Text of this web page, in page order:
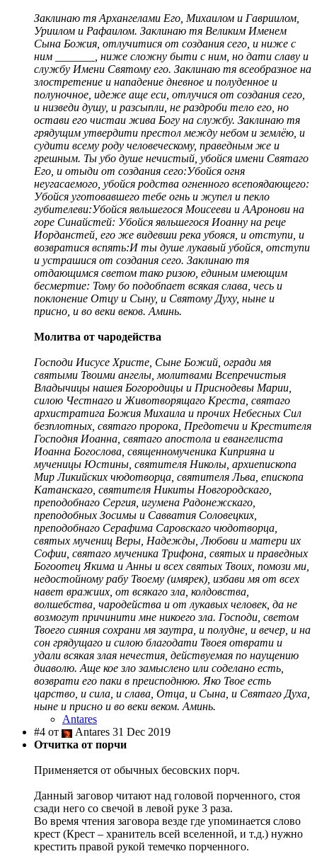
Заклинаю тя Архангелами Его, Михаилом и Гавриилом,
Уриилом и Рафаилом. Заклинаю тя Великим Именем
Сына Божия, отлучитися от создания сего, и ниже с
ним _______, ниже сложну быти с ним, но дати славу и
службу Имени Святому его. Заклинаю тя всеобразное на
злостретение и нападение дневное и полуденное и
полуночное, идеже аще еси, отлучися от создания сего,
и низведи душу, и разсыпли, не раздроби тело его, но
остави его чистаи жива Богу на службу. Заклинаю тя
грядущим утвердити престол между небом и землёю, и
судити всему роду человеческому, праведным же и
грешным. Ты убо душе нечистый, убойся имени Святаго
Его, и отыди от создания сего:Убойся огня
неугасаемого, убойся родства огненного всепоядающего:
Убойся уготовавшего тебе огнь и жупел и пекло
губителеви:Убойся явльшегося Моисееви и ААронови на
горе Синайстей: Убойся явльшегося Иоанну на реце
Иорданстей, его же видевши река убояся, и отступи, и
возвратися вспять:И ты душе лукавый убойся, отступи
и устрашися от создания сего. Заклинаю тя
отдающимся светом тако ризою, единым имеющим
бесмертие: Тому бо подобпает всякая слава, чесь и
поклонение Отцу и Сыну, и Святому Духу, ныне и
присно, и во веки веков. Аминь.
Молитва от чародейства
Господи Иисусе Христе, Сыне Божий, огради мя
святыми Твоими ангелы, молитвами Всепречистыя
Владычицы нашея Богородицы и Приснодевы Марии,
силою Честнаго и Животворящаго Креста, святаго
архистратига Божия Михаила и прочих Небесных Сил
безплотных, святаго пророка, Предотечи и Крестителя
Господня Иоанна, святаго апостола и евангелиста
Иоанна Богослова, священномученика Киприяна и
мученицы Юстины, святителя Николы, архиепископа
Мир Ликийских чюдотворца, святителя Льва, епископа
Катанскаго, святителя Никиты Новгородскаго,
преподобнаго Сергия, игумена Радонежскаго,
преподобных Зосимы и Савватия Соловецких,
преподобнаго Серафима Саровскаго чюдотворца,
святых мучениц Веры, Надежды, Любови и матери их
Софии, святаго мученика Трифона, святых и праведных
Богоотец Якима и Анны и всех святых Твоих, помози ми,
недостойному рабу Твоему (имярек), избави мя от всех
навет вражиих, от всякаго зла, колдовства,
волшебства, чародейства и от лукавых человек, да не
возмогут причинити мне никоего зла. Господи, светом
Твоего сияния сохрани мя заутра, и полудне, и вечер, и на
сон грядущаго и силою благодати Твоея отврати и
удали всякая злая нечестия, действуемая по наущению
диаволю. Аще кое зло замыслено или соделано есть,
возврати его паки в преисподнюю. Яко Твое есть
царство, и сила, и слава, Отца, и Сына, и Святаго Духа,
ныне и присно и во веки веком. Аминь.
Antares
#4 от
Antares 31 Dec 2019
Отчитка от порчи
Применяется от обычных бесовских порч.
Данный заговор читают над головой порченного, стоя
сзади него со свечой в левой руке 3 раза.
Во время чтения заговора везде где упоминается слово
крест (Крест – хранитель всей вселенной, и т.д.) нужно
крестить правой рукой темечко порченного.